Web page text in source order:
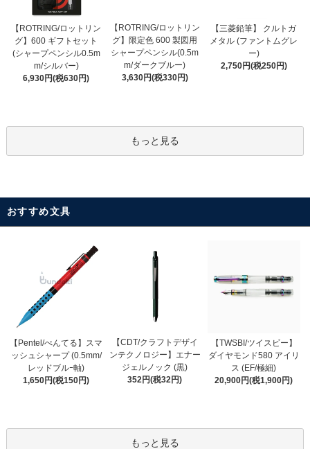
【ROTRING/ロットリン
グ】600 ギフトセット
(シャープペンシル0.5m
m/シルバー)
6,930円(税630円)
【ROTRING/ロットリン
グ】限定色 600 製図用
シャープペンシル(0.5m
m/ダークブルー)
3,630円(税330円)
【三菱鉛筆】 クルトガ
メタル (ファントムグレ
ー)
2,750円(税250円)
もっと見る
おすすめ文具
【Pentel/ぺんてる】スマ
ッシュシャープ (0.5mm/
レッドブルｰ軸)
1,650円(税150円)
【CDT/クラフトデザイ
ンテクノロジー】エナー
ジェルノック (黒)
352円(税32円)
【TWSBI/ツイスビー】
ダイヤモンド580 アイリ
ス (EF/極細)
20,900円(税1,900円)
もっと見る